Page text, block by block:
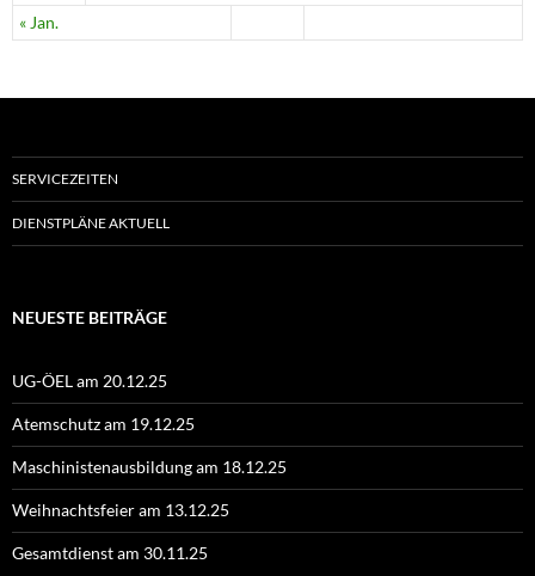
« Jan.
SERVICEZEITEN
DIENSTPLÄNE AKTUELL
NEUESTE BEITRÄGE
UG-ÖEL am 20.12.25
Atemschutz am 19.12.25
Maschinistenausbildung am 18.12.25
Weihnachtsfeier am 13.12.25
Gesamtdienst am 30.11.25